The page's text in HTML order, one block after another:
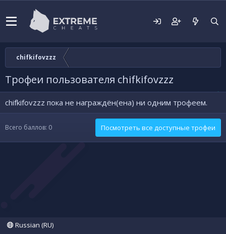
chifkifovzzz
Трофеи пользователя chifkifovzzz
chifkifovzzz пока не награждён(ена) ни одним трофеем.
Всего баллов: 0 Посмотреть все доступные трофеи
Russian (RU)